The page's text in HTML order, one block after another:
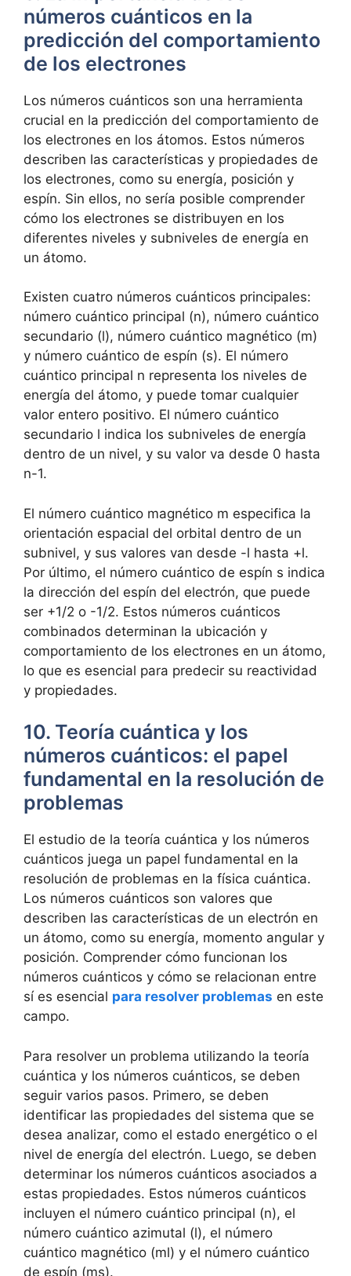
números cuánticos en la
predicción del comportamiento
de los electrones
Los números cuánticos son una herramienta
crucial en la predicción del comportamiento de
los electrones en los átomos. Estos números
describen las características y propiedades de
los electrones, como su energía, posición y
espín. Sin ellos, no sería posible comprender
cómo los electrones se distribuyen en los
diferentes niveles y subniveles de energía en
un átomo.
Existen cuatro números cuánticos principales:
número cuántico principal (n), número cuántico
secundario (l), número cuántico magnético (m)
y número cuántico de espín (s). El número
cuántico principal n representa los niveles de
energía del átomo, y puede tomar cualquier
valor entero positivo. El número cuántico
secundario l indica los subniveles de energía
dentro de un nivel, y su valor va desde 0 hasta
n-1.
El número cuántico magnético m especifica la
orientación espacial del orbital dentro de un
subnivel, y sus valores van desde -l hasta +l.
Por último, el número cuántico de espín s indica
la dirección del espín del electrón, que puede
ser +1/2 o -1/2. Estos números cuánticos
combinados determinan la ubicación y
comportamiento de los electrones en un átomo,
lo que es esencial para predecir su reactividad
y propiedades.
10. Teoría cuántica y los
números cuánticos: el papel
fundamental en la resolución de
problemas
El estudio de la teoría cuántica y los números
cuánticos juega un papel fundamental en la
resolución de problemas en la física cuántica.
Los números cuánticos son valores que
describen las características de un electrón en
un átomo, como su energía, momento angular y
posición. Comprender cómo funcionan los
números cuánticos y cómo se relacionan entre
sí es esencial para resolver problemas en este
campo.
Para resolver un problema utilizando la teoría
cuántica y los números cuánticos, se deben
seguir varios pasos. Primero, se deben
identificar las propiedades del sistema que se
desea analizar, como el estado energético o el
nivel de energía del electrón. Luego, se deben
determinar los números cuánticos asociados a
estas propiedades. Estos números cuánticos
incluyen el número cuántico principal (n), el
número cuántico azimutal (l), el número
cuántico magnético (ml) y el número cuántico
de espín (ms).